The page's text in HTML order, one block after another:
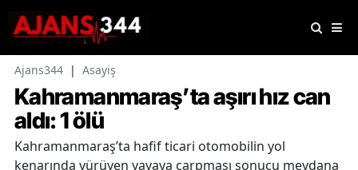
Ajans344 | Asayiş
Kahramanmaraş’ta aşırı hız can
aldı: 1 ölü
Kahramanmaraş’ta hafif ticari otomobilin yol
kenarında yürüyen yayaya çarpması sonucu meydana